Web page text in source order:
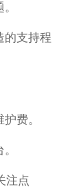
的支持程
费。
注点